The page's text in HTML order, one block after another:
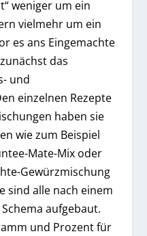
weniger um ein
vielmehr um ein
es ans Eingemachte
das
und
einzelnen Rezepte
haben sie
wie zum Beispiel
Mate-Mix oder
Gewürzmischung
sind alle nach einem
aufgebaut.
und Prozent für